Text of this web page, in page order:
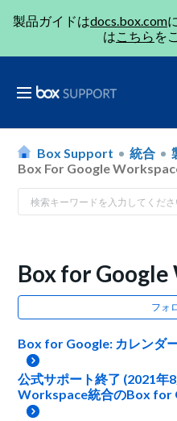
製品ガイドはdocs.box.com
はこちら を
Box Support 統合
Box For Google
Box for
フォ
Box for Google: カレンダ
公式サポート終了 (2021
Workspace統合のBox for